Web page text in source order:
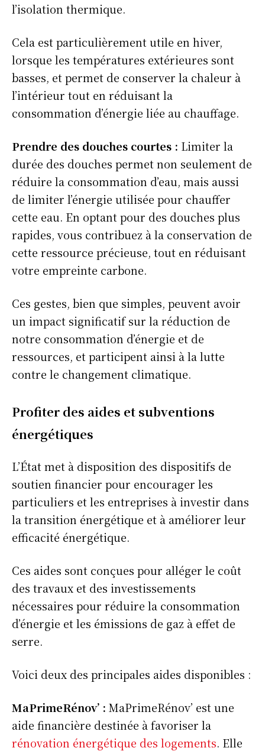
l’isolation thermique.
Cela est particulièrement utile en hiver,
lorsque les températures extérieures sont
basses, et permet de conserver la chaleur à
l’intérieur tout en réduisant la
consommation d’énergie liée au chauffage.
Prendre des douches courtes : Limiter la
durée des douches permet non seulement de
réduire la consommation d’eau, mais aussi
de limiter l’énergie utilisée pour chauffer
cette eau. En optant pour des douches plus
rapides, vous contribuez à la conservation de
cette ressource précieuse, tout en réduisant
votre empreinte carbone.
Ces gestes, bien que simples, peuvent avoir
un impact significatif sur la réduction de
notre consommation d’énergie et de
ressources, et participent ainsi à la lutte
contre le changement climatique.
Profiter des aides et subventions
énergétiques
L’État met à disposition des dispositifs de
soutien financier pour encourager les
particuliers et les entreprises à investir dans
la transition énergétique et à améliorer leur
efficacité énergétique.
Ces aides sont conçues pour alléger le coût
des travaux et des investissements
nécessaires pour réduire la consommation
d’énergie et les émissions de gaz à effet de
serre.
Voici deux des principales aides disponibles :
MaPrimeRénov’ : MaPrimeRénov’ est une
aide financière destinée à favoriser la
rénovation énergétique des logements. Elle